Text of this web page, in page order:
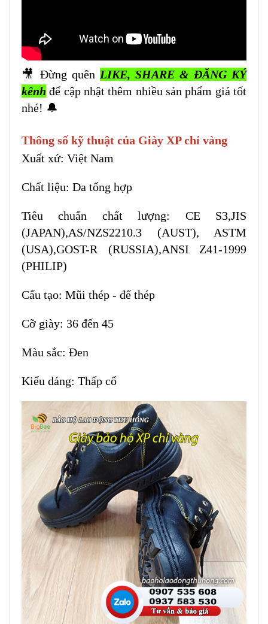
🎥 Đừng quên LIKE, SHARE & ĐĂNG KÝ
kênh để cập nhật thêm nhiều sản phẩm giá tốt
nhé! 🔔
Thông số kỹ thuật của Giày XP chỉ vàng
Xuất xứ: Việt Nam
Chất liệu: Da tổng hợp
Tiêu chuẩn chất lượng: CE S3,JIS
(JAPAN),AS/NZS2210.3 (AUST), ASTM
(USA),GOST-R (RUSSIA),ANSI Z41-1999
(PHILIP)
Cấu tạo: Mũi thép - đế thép
Cỡ giày: 36 đến 45
Màu sắc: Đen
Kiểu dáng: Thấp cổ